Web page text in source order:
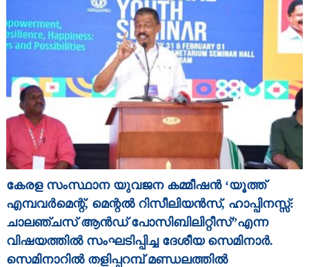
കേരള സംസ്ഥാന യുവജന കമ്മീഷൻ ‘യൂത്ത്
എമ്പവർമെന്റ്, മെന്റൽ റിസീലിയൻസ്, ഹാപ്പിനസ്സ്:
ചാലഞ്ചസ് ആൻഡ് പോസിബിലിറ്റീസ്”എന്ന
വിഷയത്തിൽ സംഘടിപ്പിച്ച ദേശീയ സെമിനാർ.
സെമിനാറിൽ തളിപ്പറമ്പ് മണ്ഡലത്തിൽ